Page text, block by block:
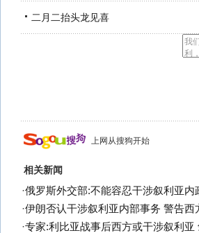
二月二抬头龙见喜
上网从搜狗开始
相关新闻
·俄罗斯外交部:不能容忍干涉叙利亚内
·伊朗否认干涉叙利亚内部事务 警告西
·专家:利比亚战事后西方或干涉叙利亚